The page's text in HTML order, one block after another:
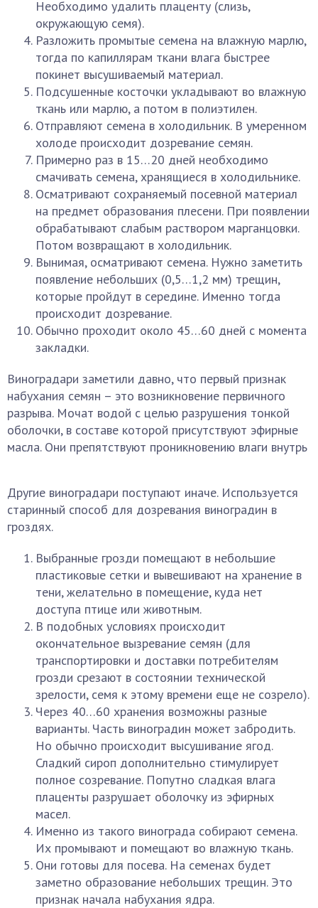
Необходимо удалить плаценту (слизь,
окружающую семя).
Разложить промытые семена на влажную марлю,
тогда по капиллярам ткани влага быстрее
покинет высушиваемый материал.
Подсушенные косточки укладывают во влажную
ткань или марлю, а потом в полиэтилен.
Отправляют семена в холодильник. В умеренном
холоде происходит дозревание семян.
Примерно раз в 15…20 дней необходимо
смачивать семена, хранящиеся в холодильнике.
Осматривают сохраняемый посевной материал
на предмет образования плесени. При появлении
обрабатывают слабым раствором марганцовки.
Потом возвращают в холодильник.
Вынимая, осматривают семена. Нужно заметить
появление небольших (0,5…1,2 мм) трещин,
которые пройдут в середине. Именно тогда
происходит дозревание.
Обычно проходит около 45…60 дней с момента
закладки.
Виноградари заметили давно, что первый признак
набухания семян – это возникновение первичного
разрыва. Мочат водой с целью разрушения тонкой
оболочки, в составе которой присутствуют эфирные
масла. Они препятствуют проникновению влаги внутрь
Другие виноградари поступают иначе. Используется
старинный способ для дозревания виноградин в
гроздях.
Выбранные грозди помещают в небольшие
пластиковые сетки и вывешивают на хранение в
тени, желательно в помещение, куда нет
доступа птице или животным.
В подобных условиях происходит
окончательное вызревание семян (для
транспортировки и доставки потребителям
грозди срезают в состоянии технической
зрелости, семя к этому времени еще не созрело).
Через 40…60 хранения возможны разные
варианты. Часть виноградин может забродить.
Но обычно происходит высушивание ягод.
Сладкий сироп дополнительно стимулирует
полное созревание. Попутно сладкая влага
плаценты разрушает оболочку из эфирных
масел.
Именно из такого винограда собирают семена.
Их промывают и помещают во влажную ткань.
Они готовы для посева. На семенах будет
заметно образование небольших трещин. Это
признак начала набухания ядра.